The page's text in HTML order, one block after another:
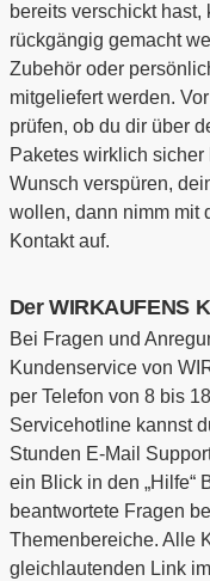
bereits verschickt
rückgängig gemacht
Zubehör oder
mitgeliefert werden.
prüfen, ob du dir über
Paketes wirklich
Wunsch verspüren,
wollen, dann nimm mit
Kontakt auf.
Der WIRKAUFENS
Bei Fragen und
Kundenservice von
per Telefon von 8 bis
Servicehotline kannst
Stunden E-Mail
ein Blick in den „Hilfe“
beantwortete Fragen
Themenbereiche. Alle
gleichlautenden Link